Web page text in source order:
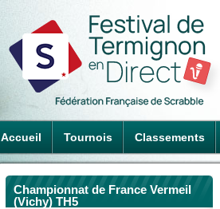
Accueil Tournois Classements
Championnat de France Vermeil
(Vichy) TH5